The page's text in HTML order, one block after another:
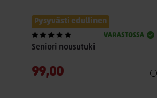
Pysyvästi edullinen
VARASTOSSA
Seniori nousutuki
99,00